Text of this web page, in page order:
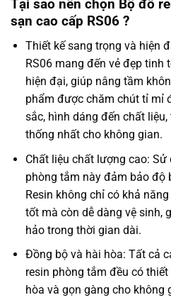
Tại sao nên chọn Bộ đồ
sạn cao cấp RS06 ?
Thiết kế sang trọng và hiện
RS06 mang đến vẻ đẹp tinh
hiện đại, giúp nâng tầm
phẩm được chăm chút tỉ mỉ
sắc, hình dáng đến chất
thống nhất cho không gian.
Chất liệu chất lượng cao:
phòng tắm này đảm bảo độ
Resin không chỉ có khả
tốt mà còn dễ dàng vệ sinh,
hảo trong thời gian dài.
Đồng bộ và hài hòa: Tất cả
resin phòng tắm đều có
hòa và gọn gàng cho không